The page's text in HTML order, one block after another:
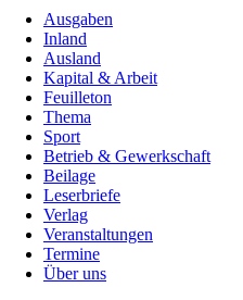
Ausgaben
Inland
Ausland
Kapital & Arbeit
Feuilleton
Thema
Sport
Betrieb & Gewerkschaft
Beilage
Leserbriefe
Verlag
Veranstaltungen
Termine
Über uns